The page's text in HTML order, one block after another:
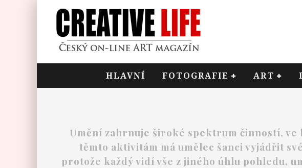
HLAVNÍ FOTOGRAFIE ART
Umění zahrnuje široké spektrum činností,
těmto aktivitám má umělec šanci vyjádřit
protože každý vidí vše z jiného úhlu pohledu,